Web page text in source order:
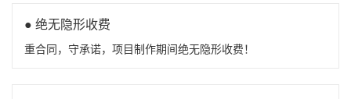
● 绝无隐形收费
重合同，守承诺，项目制作期间绝无隐形收费！